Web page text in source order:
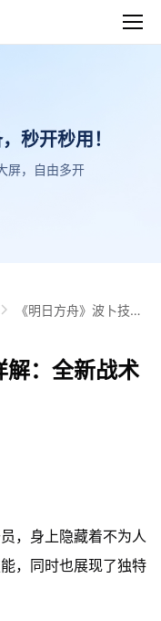
秒开秒用！
屏，自由多开
《明日方舟》波卜技能
解：全新战术
，身上隐藏着不为人
，同时也展现了独特